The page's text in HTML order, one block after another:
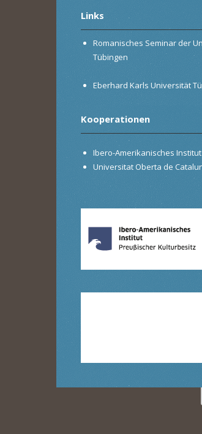
Links
Romanisches Seminar der
Tübingen
Eberhard Karls Universität
Kooperationen
Ibero-Amerikanisches
Universitat Oberta de